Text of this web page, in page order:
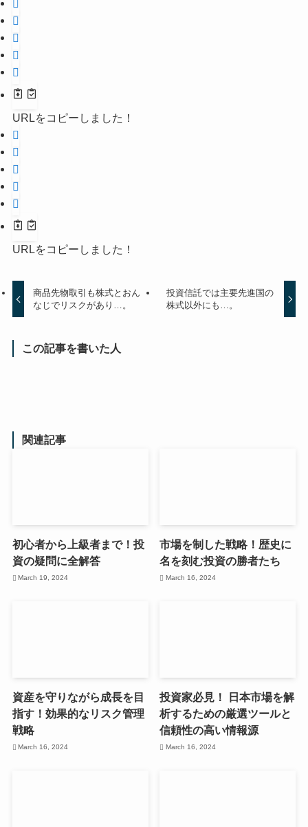
URLをコピーしました！
URLをコピーしました！
商品先物取引も株式とおん
なじでリスクがあり…。
投資信託では主要先進国の
株式以外にも…。
この記事を書いた人
関連記事
初心者から上級者まで！投
資の疑問に全解答
March 19, 2024
市場を制した戦略！歴史に
名を刻む投資の勝者たち
March 16, 2024
資産を守りながら成長を目
指す！効果的なリスク管理
戦略
March 16, 2024
投資家必見！ 日本市場を解
析するための厳選ツールと
信頼性の高い情報源
March 16, 2024